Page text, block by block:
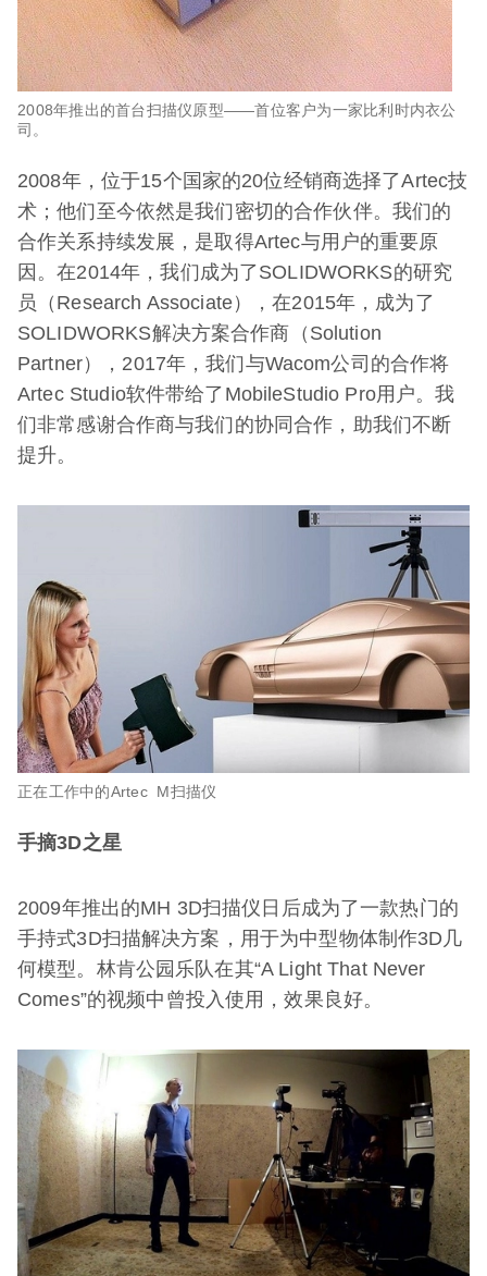
2008年推出的首台扫描仪原型——首位客户为一家比利时内衣公
司。​
2008年，位于15个国家的20位经销商选择了Artec技
术；他们至今依然是我们密切的合作伙伴。我们的
合作关系持续发展，是取得Artec与用户的重要原
因。在2014年，我们成为了SOLIDWORKS的研究
员（Research Associate），在2015年，成为了
SOLIDWORKS解决方案合作商（Solution
Partner），2017年，我们与Wacom公司的合作将
Artec Studio软件带给了MobileStudio Pro用户。我
们非常感谢合作商与我们的协同合作，助我们不断
提升。
正在工作中的Artec M扫描仪
手摘3D之星
2009年推出的MH 3D扫描仪日后成为了一款热门的
手持式3D扫描解决方案，用于为中型物体制作3D几
何模型。林肯公园乐队在其“A Light That Never
Comes”的视频中曾投入使用，效果良好。